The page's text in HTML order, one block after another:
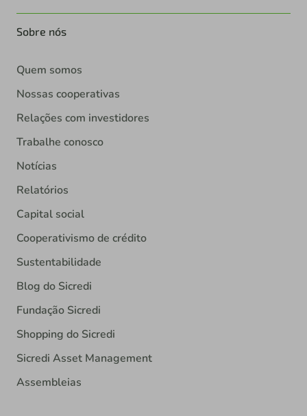
Sobre nós
Quem somos
Nossas cooperativas
Relações com investidores
Trabalhe conosco
Notícias
Relatórios
Capital social
Cooperativismo de crédito
Sustentabilidade
Blog do Sicredi
Fundação Sicredi
Shopping do Sicredi
Sicredi Asset Management
Assembleias